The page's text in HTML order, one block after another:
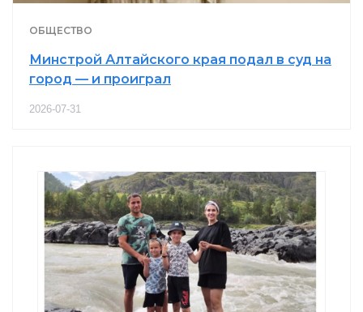
ОБЩЕСТВО
Минстрой Алтайского края подал в суд на
город — и проиграл
2026-07-31